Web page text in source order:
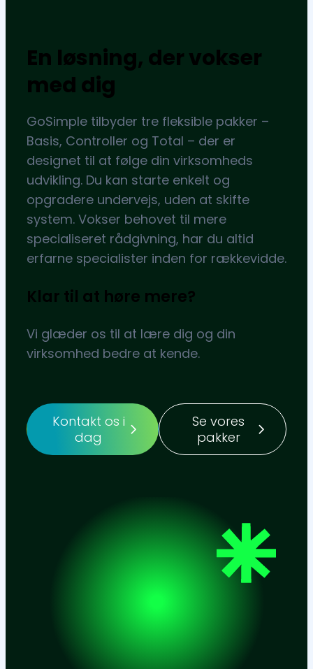
En løsning, der vokser
med dig
GoSimple tilbyder tre fleksible pakker –
Basis, Controller og Total – der er
designet til at følge din virksomheds
udvikling. Du kan starte enkelt og
opgradere undervejs, uden at skifte
system. Vokser behovet til mere
specialiseret rådgivning, har du altid
erfarne specialister inden for rækkevidde.
Klar til at høre mere?
Vi glæder os til at lære dig og din
virksomhed bedre at kende.
Kontakt os i
dag
Se vores
pakker